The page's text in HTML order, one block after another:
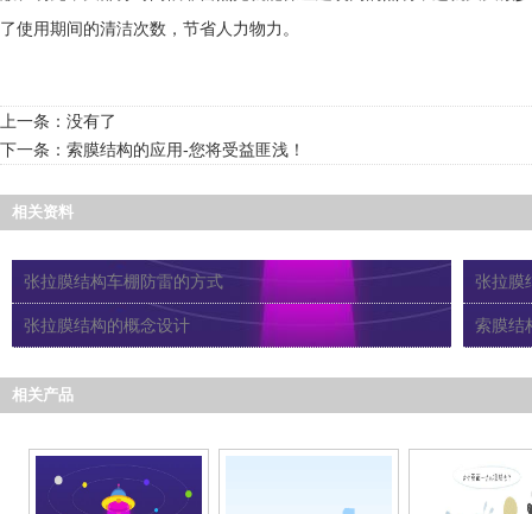
了使用期间的清洁次数，节省人力物力。
上一条：没有了
下一条： 索膜结构的应用-您将受益匪浅！
相关资料
张拉膜结构车棚防雷的方式 张拉膜
张拉膜结构的概念设计 索膜结
相关产品